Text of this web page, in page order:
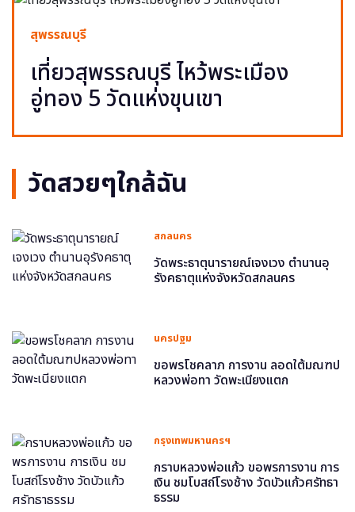
สุพรรณบุรี
เที่ยวสุพรรณบุรี ไหว้พระเมือง
อู่ทอง 5 วัดแห่งขุนเขา
วัดสวยๆใกล้ฉัน
สกลนคร
วัดพระธาตุนารายณ์เจงเวง ตำนานอุ
รังคธาตุแห่งจังหวัดสกลนคร
นครปฐม
ขอพรโชคลาภ การงาน ลอดใต้มณฑป
หลวงพ่อทา วัดพะเนียงแตก
กรุงเทพมหานครฯ
กราบหลวงพ่อแก้ว ขอพรการงาน การ
เงิน ชมโบสถ์โรงช้าง วัดบัวแก้วศรัทธา
ธรรม